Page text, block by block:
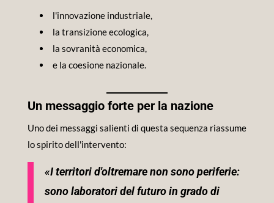
l'innovazione industriale,
la transizione ecologica,
la sovranità economica,
e la coesione nazionale.
Un messaggio forte per la nazione
Uno dei messaggi salienti di questa sequenza riassume
lo spirito dell'intervento:
«I territori d'oltremare non sono periferie:
sono laboratori del futuro in grado di